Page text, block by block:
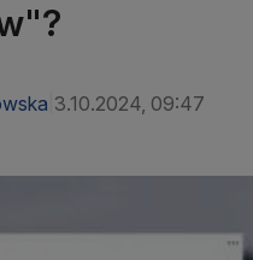
3.10.2024, 09:47